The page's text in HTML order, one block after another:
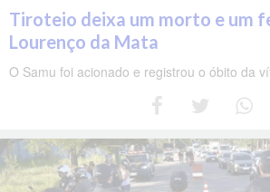
Tiroteio deixa um morto e um
Lourenço da Mata
O Samu foi acionado e registrou o óbito da